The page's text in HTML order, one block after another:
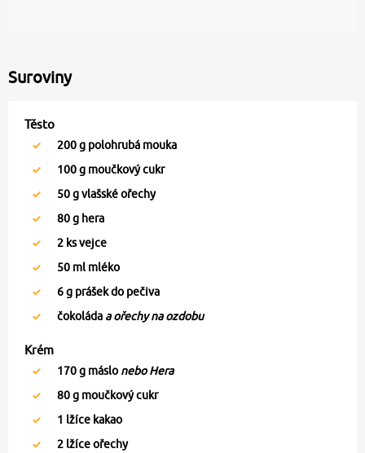
Suroviny
Těsto
200g polohrubá mouka
100g moučkový cukr
50g vlašské ořechy
80g hera
2 ks vejce
50 ml mléko
6g prášek do pečiva
čokoláda a ořechy na ozdobu
Krém
170g máslo nebo Hera
80g moučkový cukr
1 lžíce kakao
2 lžíce ořechy